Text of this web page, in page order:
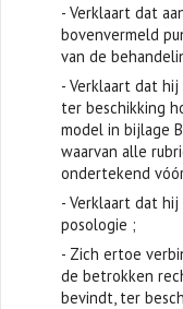
- Verklaart dat
bovenvermeld
van de
- Verklaart dat
ter beschikking
model in bijlage
waarvan alle
ondertekend
- Verklaart dat
posologie ;
- Zich ertoe
de betrokken
bevindt, ter